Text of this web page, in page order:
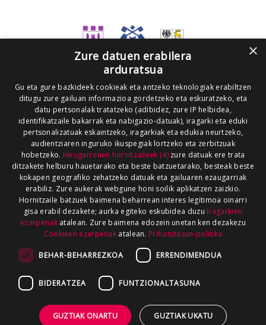
×
Zure datuen erabilera
arduratsua
Gu eta gure bazkideek cookieak eta antzeko teknologiak erabiltzen
ditugu zure gailuan informazioa gordetzeko eta eskuratzeko, eta
datu pertsonalak tratatzeko (adibidez, zure IP helbidea,
identifikatzaile bakarrak eta nabigazio-datuak), iragarki eta eduki
pertsonalizatuak eskaintzeko, iragarkiak eta edukia neurtzeko,
audientziaren inguruko ikuspegiak lortzeko eta zerbitzuak
hobetzeko. Hirugarrenen hornitzaileek (4)zure datuak ere trata
ditzakete helburu hauetarako eta beste batzuetarako, besteak beste
kokapen geografiko zehatzeko datuak eta gailuaren ezaugarriak
erabiliz. Zure aukerak webgune honi soilik aplikatzen zaizkio.
Hornitzaile batzuek baimena beharrean interes legitimoa oinarri
gisa erabil dezakete; aurka egiteko eskubidea duzu Iragarkien
ezarpenakatalean. Zure baimena edozein unetan ken dezakezu
Cookieen ezarpenak atalean. Pribatutasun-politika
BEHAR-BEHARREZKOA ERRENDIMENDUA
BIDERATZEA FUNTZIONALTASUNA
GUZTIAK ONARTU GUZTIAK UKATU